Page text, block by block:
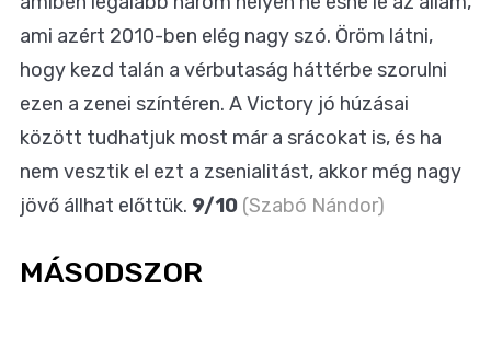
ami azért 2010-ben elég nagy szó. Öröm látni,
hogy kezd talán a vérbutaság háttérbe szorulni
ezen a zenei színtéren. A Victory jó húzásai
között tudhatjuk most már a srácokat is, és ha
nem vesztik el ezt a zsenialitást, akkor még nagy
jövő állhat előttük. 9/10 (Szabó Nándor)
MÁSODSZOR